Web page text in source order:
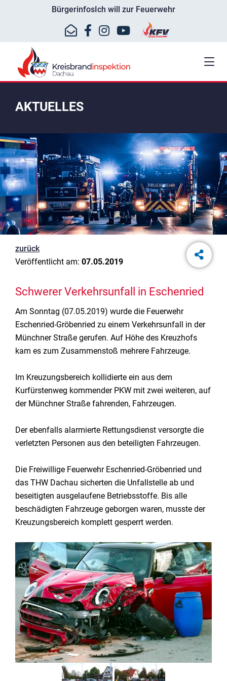
BürgerinfosIch will zur Feuerwehr
AKTUELLES
zurück
Veröffentlicht am: 07.05.2019
Schwerer Verkehrsunfall in Eschenried
Am Sonntag (07.05.2019) wurde die Feuerwehr
Eschenried-Gröbenried zu einem Verkehrsunfall in der
Münchner Straße gerufen. Auf Höhe des Kreuzhofs
kam es zum Zusammenstoß mehrere Fahrzeuge.
Im Kreuzungsbereich kollidierte ein aus dem
Kurfürstenweg kommender PKW mit zwei weiteren, auf
der Münchner Straße fahrenden, Fahrzeugen.
Der ebenfalls alarmierte Rettungsdienst versorgte die
verletzten Personen aus den beteiligten Fahrzeugen.
Die Freiwillige Feuerwehr Eschenried-Gröbenried und
das THW Dachau sicherten die Unfallstelle ab und
beseitigten ausgelaufene Betriebsstoffe. Bis alle
beschädigten Fahrzeuge geborgen waren, musste der
Kreuzungsbereich komplett gesperrt werden.